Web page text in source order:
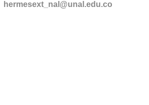
hermesext_nal@unal.edu.co